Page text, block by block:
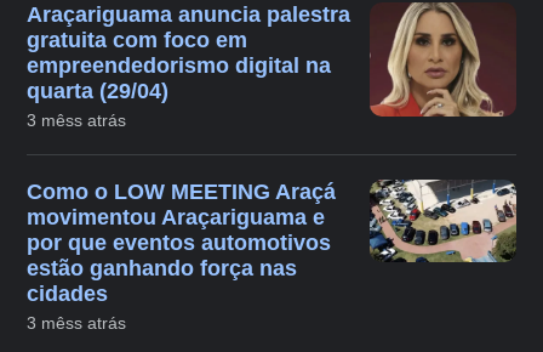
Araçariguama anuncia palestra
gratuita com foco em
empreendedorismo digital na
quarta (29/04)
3 mêss atrás
Como o LOW MEETING Araçá
movimentou Araçariguama e
por que eventos automotivos
estão ganhando força nas
cidades
3 mêss atrás